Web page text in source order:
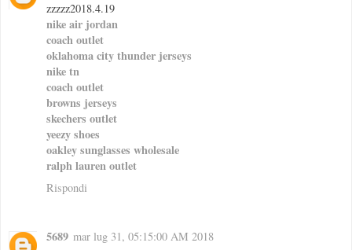
zzzzz2018.4.19
nike air jordan
coach outlet
oklahoma city thunder jerseys
nike tn
coach outlet
browns jerseys
skechers outlet
yeezy shoes
oakley sunglasses wholesale
ralph lauren outlet
Rispondi
5689 mar lug 31, 05:15:00 AM 2018